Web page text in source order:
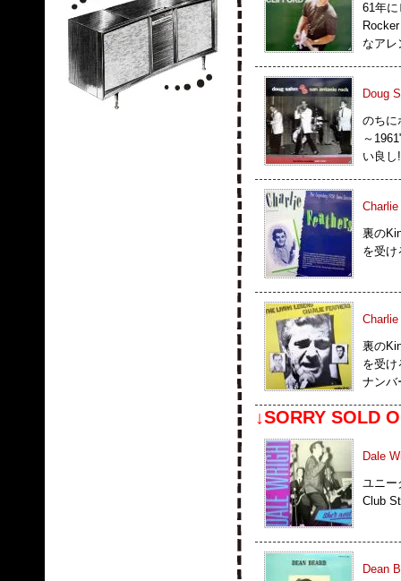
61年
なアレ
Doug
のちに
～
い良し
裏の
を受け
裏の
を受
ナンバ
↓SORRY SOLD
Dale
ユニー
Club
Dean